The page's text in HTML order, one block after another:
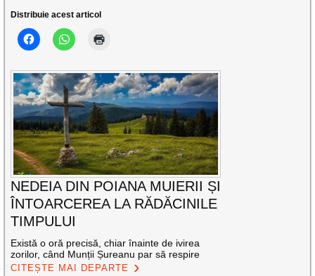
Distribuie acest articol
NEDEIA DIN POIANA MUIERII ȘI
ÎNTOARCEREA LA RĂDĂCINILE
TIMPULUI
Există o oră precisă, chiar înainte de ivirea
zorilor, când Munții Șureanu par să respire
CITEȘTE MAI DEPARTE